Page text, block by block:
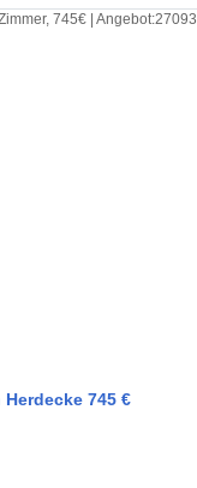
745 €